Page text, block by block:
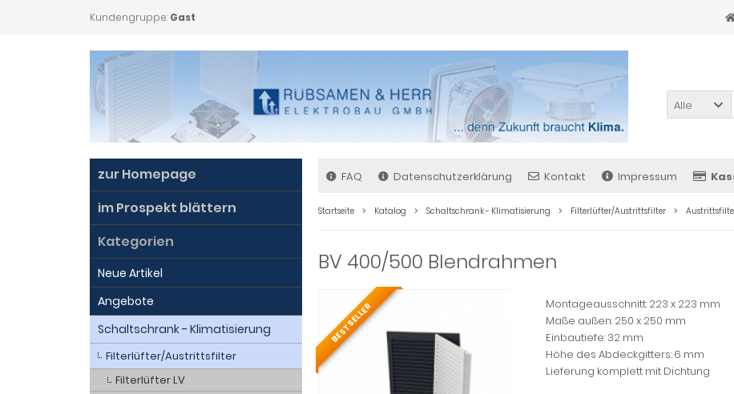
Kundengruppe: Gast
Alle
FAQ Datenschutzerklärung Kontakt Impressum
Startseite Katalog Schaltschrank - Klimatisierung Filterlüfter/Austrittsfilter
BV 400/500 Blendrahmen
BESTSELLER
Montageausschnitt: 223 x 223 mm
Maße außen: 250 x 250 mm
Einbautiefe: 32 mm
Höhe des Abdeckgitters: 6 mm
Lieferung komplett mit Dichtung
zur Homepage
im Prospekt blättern
Kategorien
Neue Artikel
Angebote
Schaltschrank - Klimatisierung
Filterlüfter/Austrittsfilter
Filterlüfter LV